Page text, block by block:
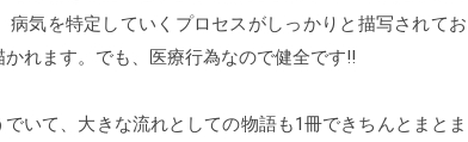
気を特定していくプロセスがしっかりと描写されてお
れます。でも、医療行為なので健全です!!
いて、大きな流れとしての物語も1冊できちんとまとま